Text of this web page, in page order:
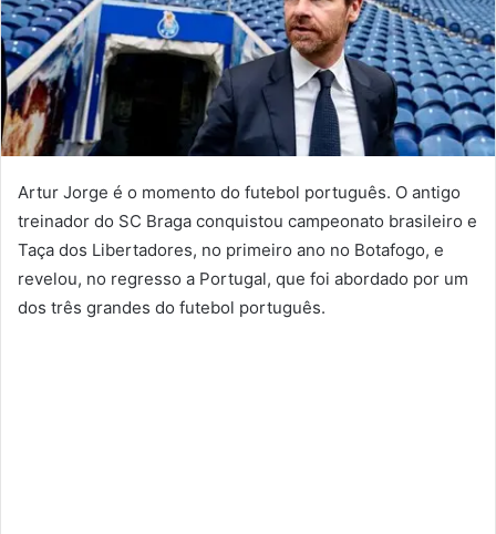
Artur Jorge é o momento do futebol português. O antigo
treinador do SC Braga conquistou campeonato brasileiro e
Taça dos Libertadores, no primeiro ano no Botafogo, e
revelou, no regresso a Portugal, que foi abordado por um
dos três grandes do futebol português.